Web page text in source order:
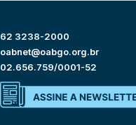
62 3238-2000
oabnet@oabgo.org.br
02.656.759/0001-52